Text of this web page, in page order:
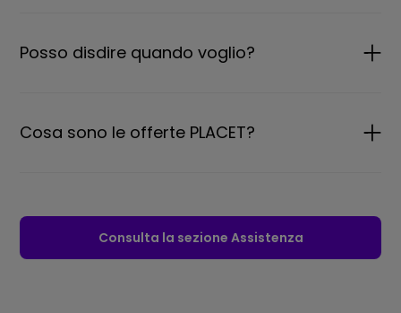
Posso disdire quando voglio?
Cosa sono le offerte PLACET?
Consulta la sezione Assistenza